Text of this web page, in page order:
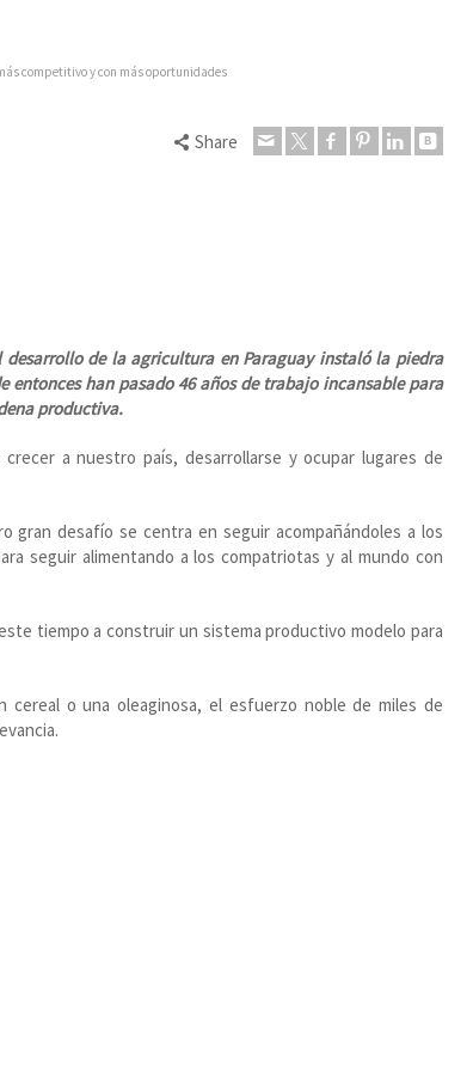
competitivo y con más oportunidades
Share
desarrollo de la agricultura en Paraguay instaló la piedra
han pasado 46 años de trabajo incansable para
productiva.
a nuestro país, desarrollarse y ocupar lugares de
gran desafío se centra en seguir acompañándoles a los
seguir alimentando a los compatriotas y al mundo con
tiempo a construir un sistema productivo modelo para
o una oleaginosa, el esfuerzo noble de miles de